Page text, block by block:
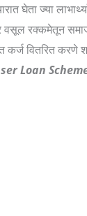
घेता ज्या
रक्कमेतून
वितरित करणे
Loan